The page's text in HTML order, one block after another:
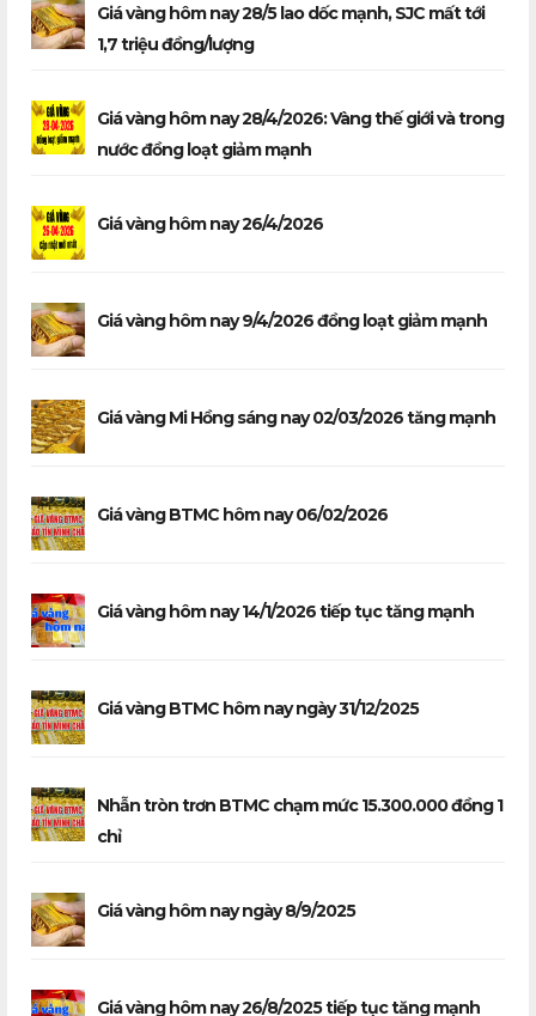
Giá vàng hôm nay 28/5 lao dốc mạnh, SJC mất tới
1,7 triệu đồng/lượng
Giá vàng hôm nay 28/4/2026: Vàng thế giới và trong
nước đồng loạt giảm mạnh
Giá vàng hôm nay 26/4/2026
Giá vàng hôm nay 9/4/2026 đồng loạt giảm mạnh
Giá vàng Mi Hồng sáng nay 02/03/2026 tăng mạnh
Giá vàng BTMC hôm nay 06/02/2026
Giá vàng hôm nay 14/1/2026 tiếp tục tăng mạnh
Giá vàng BTMC hôm nay ngày 31/12/2025
Nhẫn tròn trơn BTMC chạm mức 15.300.000 đồng 1
chỉ
Giá vàng hôm nay ngày 8/9/2025
Giá vàng hôm nay 26/8/2025 tiếp tục tăng mạnh